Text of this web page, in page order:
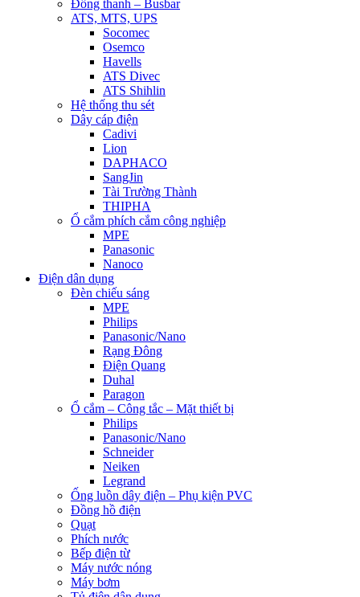
Đồng thanh – Busbar
ATS, MTS, UPS
Socomec
Osemco
Havells
ATS Divec
ATS Shihlin
Hệ thống thu sét
Dây cáp điện
Cadivi
Lion
DAPHACO
SangJin
Tài Trường Thành
THIPHA
Ổ cắm phích cắm công nghiệp
MPE
Panasonic
Nanoco
Điện dân dụng
Đèn chiếu sáng
MPE
Philips
Panasonic/Nano
Rạng Đông
Điện Quang
Duhal
Paragon
Ổ cắm – Công tắc – Mặt thiết bị
Philips
Panasonic/Nano
Schneider
Neiken
Legrand
Ống luồn dây điện – Phụ kiện PVC
Đồng hồ điện
Quạt
Phích nước
Bếp điện từ
Máy nước nóng
Máy bơm